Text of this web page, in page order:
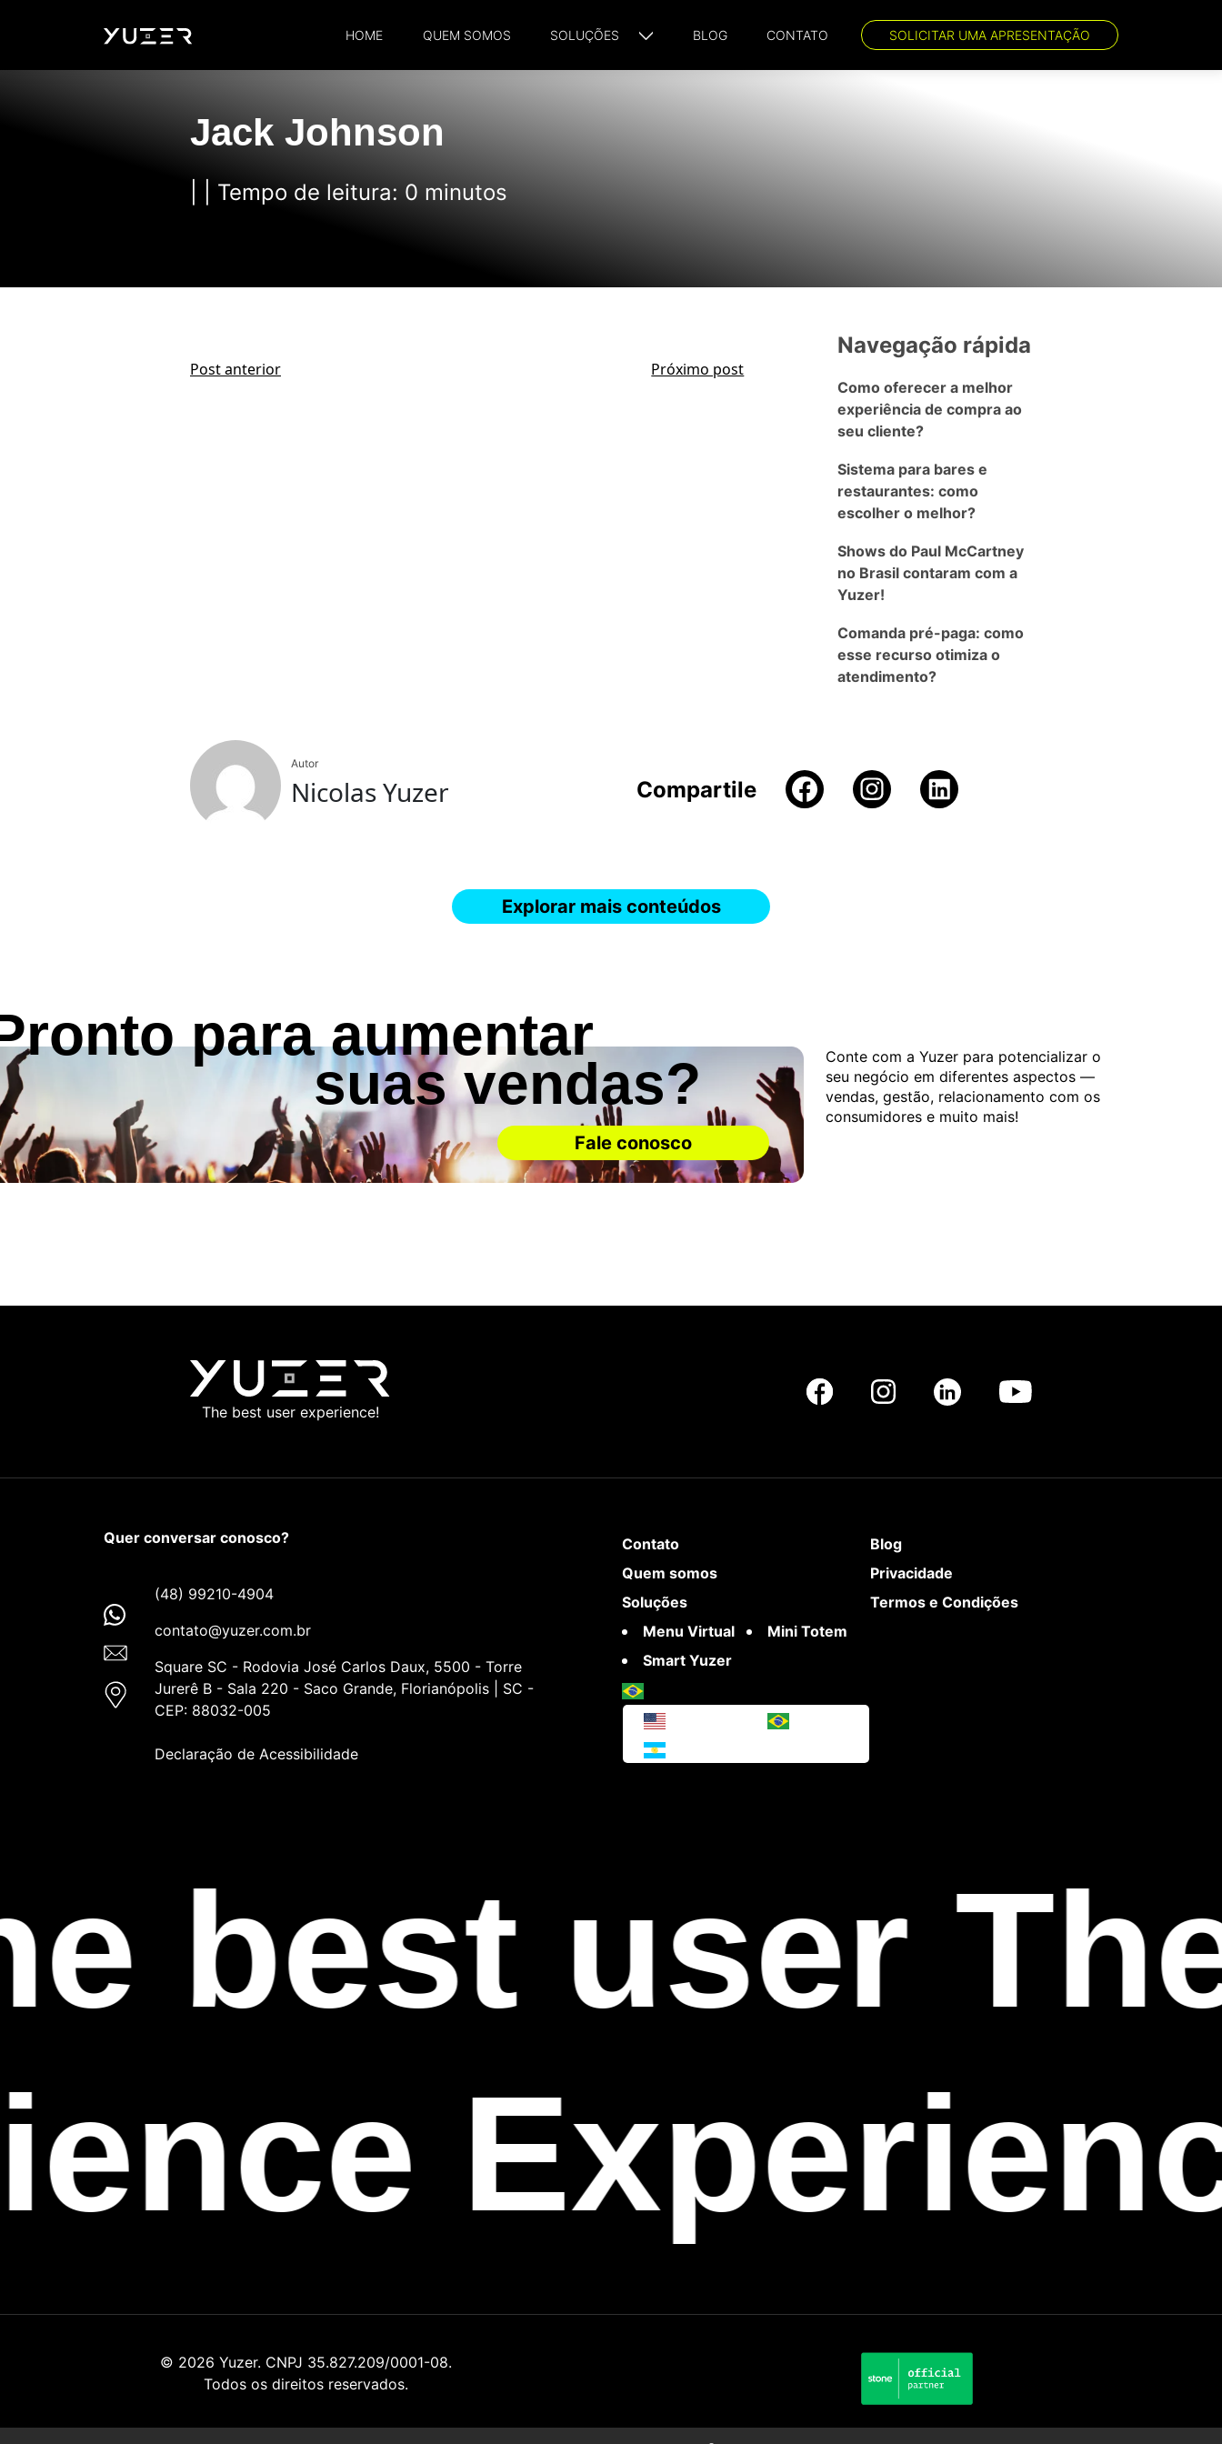
HOME QUEM SOMOS SOLUÇÕES BLOG CONTATO SOLICITAR UMA APRESENTAÇÃO
Jack Johnson
| | Tempo de leitura: 0 minutos
Post anterior Próximo post
Navegação rápida
Como oferecer a melhor
experiência de compra ao
seu cliente?
Sistema para bares e
restaurantes: como
escolher o melhor?
Shows do Paul McCartney
no Brasil contaram com a
Yuzer!
Comanda pré-paga: como
esse recurso otimiza o
atendimento?
Autor
Nicolas Yuzer Compartile
Explorar mais conteúdos
para aumentar
suas vendas?
Fale conosco
Conte com a Yuzer para potencializar o
seu negócio em diferentes aspectos —
vendas, gestão, relacionamento com os
consumidores e muito mais!
The best user experience!
Quer conversar conosco?
(48) 99210-4904
contato@yuzer.com.br
Square SC - Rodovia José Carlos Daux, 5500 - Torre
Jurerê B - Sala 220 - Saco Grande, Florianópolis | SC -
CEP: 88032-005
Declaração de Acessibilidade
Contato
Blog
Quem somos
Privacidade
Soluções
Menu Virtual
Mini Totem
Smart Yuzer
Termos e Condições
best user
© 2026 Yuzer. CNPJ 35.827.209/0001-08.
Todos os direitos reservados.